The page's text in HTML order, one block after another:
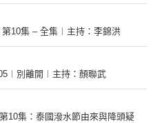
第10集 – 全集︱主持：李錦洪
別離開︱主持：顏聯武
10集：泰國潑水節由來與降頭疑